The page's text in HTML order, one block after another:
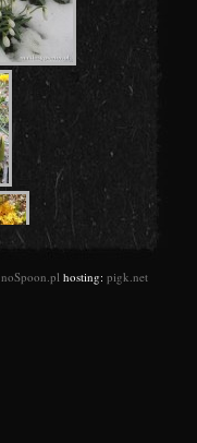
noSpoon.pl hosting: pigk.net